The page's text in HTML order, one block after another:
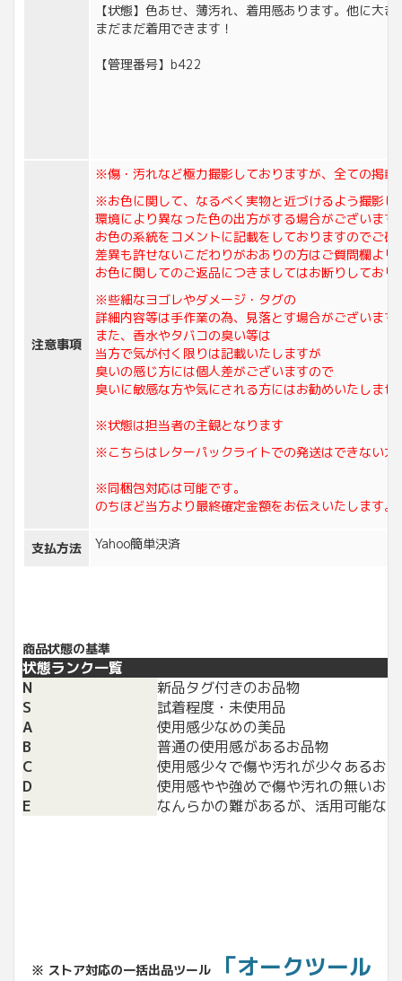
【状態】色あせ、薄汚れ、着用感あります。他に大
まだまだ着用できます！
【管理番号】b422
注意事項
※傷・汚れなど極力撮影しておりますが、全ての掲載
※お色に関して、なるべく実物と近づけるよう撮影し
環境により異なった色の出方がする場合がございます
お色の系統をコメントに記載をしておりますのでご確
差異も許せないこだわりがおありの方はご質問欄より
お色に関してのご返品につきましてはお断りしており
※些細なヨゴレやダメージ・タグの
詳細内容等は手作業の為、見落とす場合がございます
また、香水やタバコの臭い等は
当方で気が付く限りは記載いたしますが
臭いの感じ方には個人差がございますので
臭いに敏感な方や気にされる方にはお勧めいたしませ
※状態は担当者の主観となります
※こちらはレターパックライトでの発送はできない大
※同梱包対応は可能です。
のちほど当方より最終確定金額をお伝えいたします。
支払方法 Yahoo簡単決済
商品状態の基準
状態ランク一覧
N
新品タグ付きのお品物
S
試着程度・未使用品
A
使用感少なめの美品
B
普通の使用感があるお品物
C
使用感少々で傷や汚れが少々あるお
D
使用感やや強めで傷や汚れの無いお
E
なんらかの難があるが、活用可能な
※ ストア対応の一括出品ツール 「オークツール